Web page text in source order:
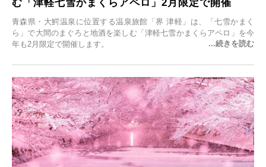
む「津軽七雪かまくらアペロ」2月限定で開催
青森県・大鰐温泉に位置する温泉旅館「界 津軽」は、「七雪かまく
ら」で大間のまぐろと地酒を楽しむ「津軽七雪かまくらアペロ」を今
年も2月限定で開催します。